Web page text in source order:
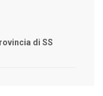
di SS